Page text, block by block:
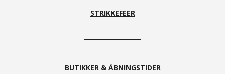
STRIKKEFEER
BUTIKKER & ÅBNINGSTIDER